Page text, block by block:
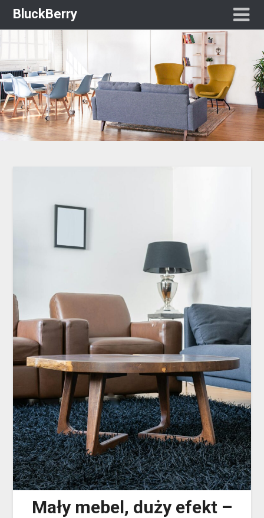
BluckBerry
Mały mebel, duży efekt –